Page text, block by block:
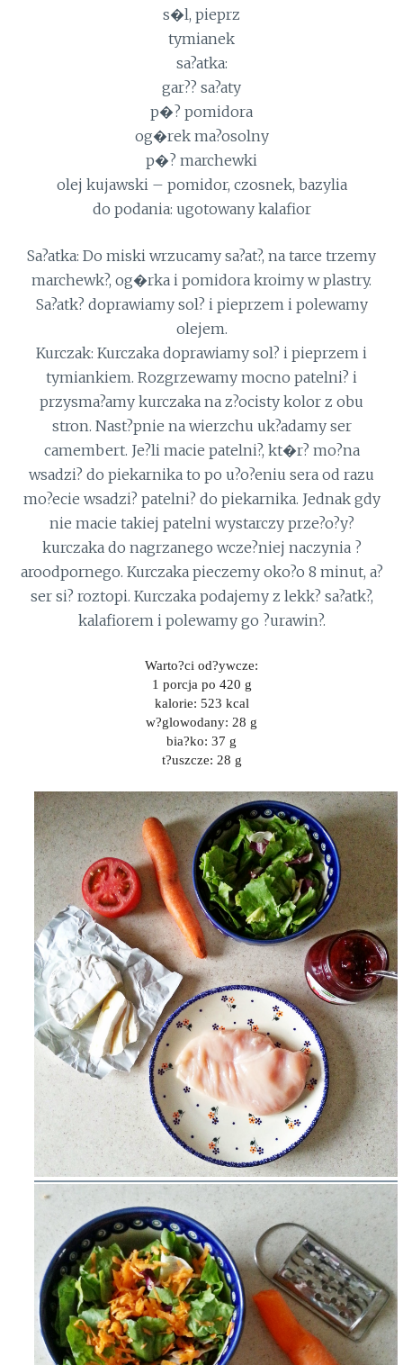
s�l, pieprz
tymianek
sa?atka:
gar?? sa?aty
p�? pomidora
og�rek ma?osolny
p�? marchewki
olej kujawski – pomidor, czosnek, bazylia
do podania: ugotowany kalafior
Sa?atka: Do miski wrzucamy sa?at?, na tarce trzemy
marchewk?, og�rka i pomidora kroimy w plastry.
Sa?atk? doprawiamy sol? i pieprzem i polewamy
olejem.
Kurczak: Kurczaka doprawiamy sol? i pieprzem i
tymiankiem. Rozgrzewamy mocno patelni? i
przysma?amy kurczaka na z?ocisty kolor z obu
stron. Nast?pnie na wierzchu uk?adamy ser
camembert. Je?li macie patelni?, kt�r? mo?na
wsadzi? do piekarnika to po u?o?eniu sera od razu
mo?ecie wsadzi? patelni? do piekarnika. Jednak gdy
nie macie takiej patelni wystarczy prze?o?y?
kurczaka do nagrzanego wcze?niej naczynia ?
aroodpornego. Kurczaka pieczemy oko?o 8 minut, a?
ser si? roztopi. Kurczaka podajemy z lekk? sa?atk?,
kalafiorem i polewamy go ?urawin?.
Warto?ci od?ywcze:
1 porcja po 420 g
kalorie: 523 kcal
w?glowodany: 28 g
bia?ko: 37 g
t?uszcze: 28 g